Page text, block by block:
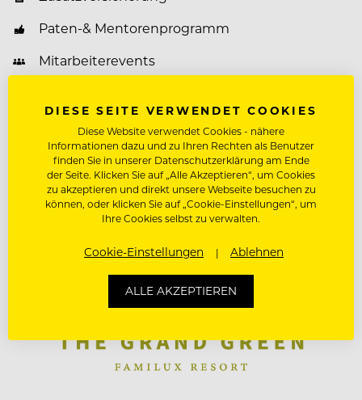
Paten-& Mentorenprogramm
Mitarbeiterevents
BETRIEB MERKEN
DIESE SEITE VERWENDET COOKIES
Diese Website verwendet Cookies - nähere
Informationen dazu und zu Ihren Rechten als Benutzer
finden Sie in unserer Datenschutzerklärung am Ende
der Seite. Klicken Sie auf „Alle Akzeptieren“, um Cookies
zu akzeptieren und direkt unsere Webseite besuchen zu
können, oder klicken Sie auf „Cookie-Einstellungen“, um
Ihre Cookies selbst zu verwalten.
Cookie-Einstellungen Ablehnen
ALLE AKZEPTIEREN